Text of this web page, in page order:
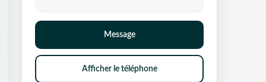
Message
Afficher le téléphone